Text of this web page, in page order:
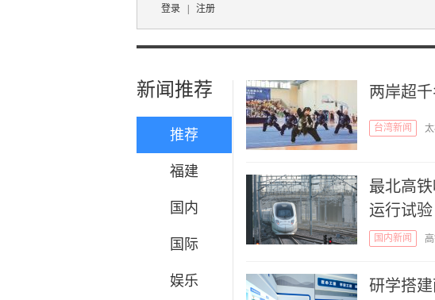
登录 注册
新闻推荐
推荐
福建
国内
国际
娱乐
两岸超
台湾新闻
最北高
运行试验
国内新闻
研学搭